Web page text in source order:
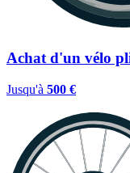
Achat d'un vélo
Jusqu'à 500 €